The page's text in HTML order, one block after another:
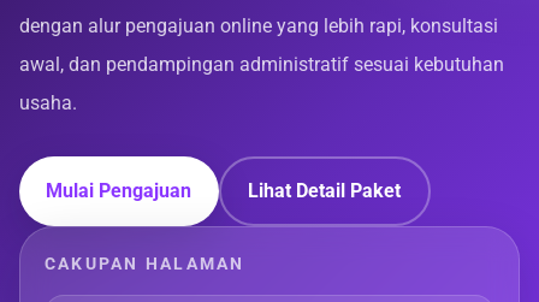
dengan alur pengajuan online yang lebih rapi, konsultasi
awal, dan pendampingan administratif sesuai kebutuhan
usaha.
Mulai Pengajuan Lihat Detail Paket
CAKUPAN HALAMAN